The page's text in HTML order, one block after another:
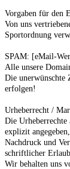
Vorgaben für den
Von uns
Sportordnung
SPAM: [eMail-
Alle unsere
Die unerwünschte
erfolgen!
Urheberrecht /
Die
explizit
Nachdruck und
schriftlicher
Wir behalten uns